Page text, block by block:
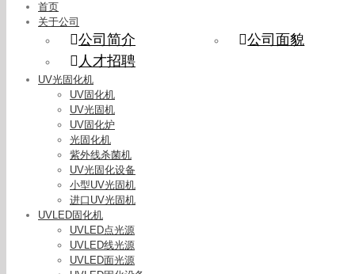
首页
关于公司
公司简介
公司面貌
人才招聘
UV光固化机
UV固化机
UV光固机
UV固化炉
光固化机
紫外线杀菌机
UV光固化设备
小型UV光固机
进口UV光固机
UVLED固化机
UVLED点光源
UVLED线光源
UVLED面光源